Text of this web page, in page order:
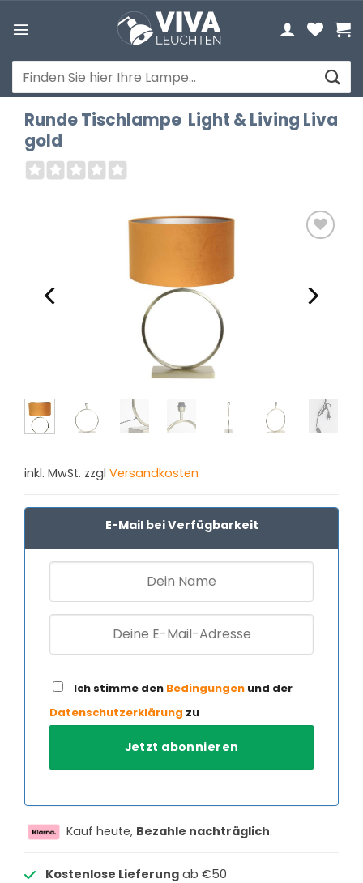
Inhalt
Suchen
nach:
Runde Tischlampe Light & Living Liva
gold
inkl. MwSt. zzgl Versandkosten
E-Mail bei Verfügbarkeit
Ich stimme den Bedingungen und der
Datenschutzerklärung zu
Kauf heute, Bezahle nachträglich.
Kostenlose Lieferungab €50